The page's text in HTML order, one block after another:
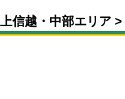
上信越・中部エリア